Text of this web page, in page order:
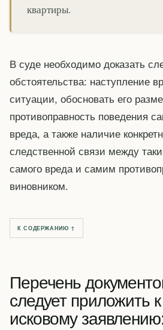
квартиры.
В суде необходимо доказать
обстоятельства: наступление
ситуации, обосновать его
противоправность поведения
вреда, а также наличие
следственной связи между
самого вреда и самим
виновником.
К СОДЕРЖАНИЮ ↑
Перечень
следует приложить
исковому